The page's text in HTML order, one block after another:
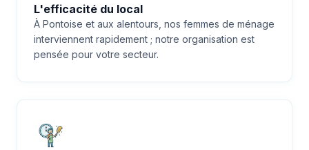
L'efficacité du local
À Pontoise et aux alentours, nos femmes de ménage
interviennent rapidement ; notre organisation est
pensée pour votre secteur.